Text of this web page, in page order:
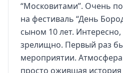
“Московитами”. Очень
на фестиваль “День
сыном 10 лет.
зрелищно. Первый раз
мероприятии.
просто ожившая